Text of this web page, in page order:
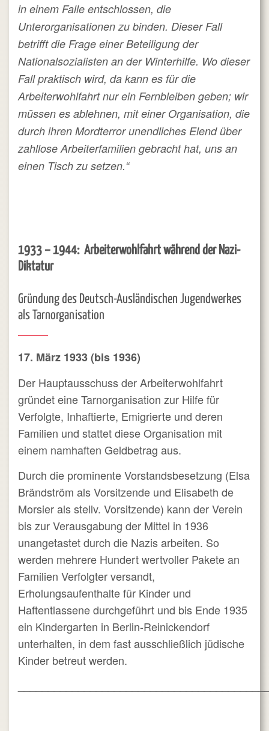
in einem Falle entschlossen, die
Unterorganisationen zu binden. Dieser Fall
betrifft die Frage einer Beteiligung der
Nationalsozialisten an der Winterhilfe. Wo dieser
Fall praktisch wird, da kann es für die
Arbeiterwohlfahrt nur ein Fernbleiben geben; wir
müssen es ablehnen, mit einer Organisation, die
durch ihren Mordterror unendliches Elend über
zahllose Arbeiterfamilien gebracht hat, uns an
einen Tisch zu setzen.“
1933 – 1944: Arbeiterwohlfahrt während der Nazi-
Diktatur
Gründung des Deutsch-Ausländischen Jugendwerkes
als Tarnorganisation
17. März 1933 (bis 1936)
Der Hauptausschuss der Arbeiterwohlfahrt
gründet eine Tarnorganisation zur Hilfe für
Verfolgte, Inhaftierte, Emigrierte und deren
Familien und stattet diese Organisation mit
einem namhaften Geldbetrag aus.
Durch die prominente Vorstandsbesetzung (Elsa
Brändström als Vorsitzende und Elisabeth de
Morsier als stellv. Vorsitzende) kann der Verein
bis zur Verausgabung der Mittel in 1936
unangetastet durch die Nazis arbeiten. So
werden mehrere Hundert wertvoller Pakete an
Familien Verfolgter versandt,
Erholungsaufenthalte für Kinder und
Haftentlassene durchgeführt und bis Ende 1935
ein Kindergarten in Berlin-Reinickendorf
unterhalten, in dem fast ausschließlich jüdische
Kinder betreut werden.